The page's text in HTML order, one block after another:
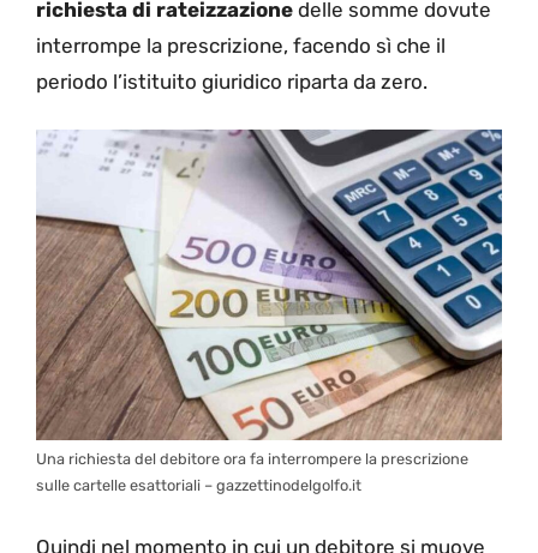
richiesta di rateizzazione delle somme dovute
interrompe la prescrizione, facendo sì che il
periodo l’istituito giuridico riparta da zero.
Una richiesta del debitore ora fa interrompere la prescrizione
sulle cartelle esattoriali – gazzettinodelgolfo.it
Quindi nel momento in cui un debitore si muove